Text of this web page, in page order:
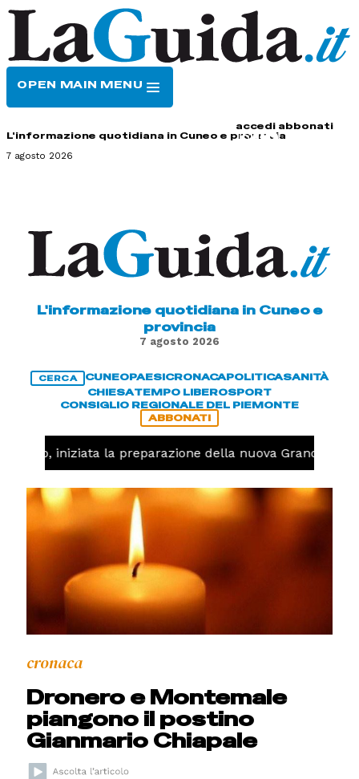
OPEN MAIN MENU
accedi abbonati
L'informazione quotidiana in Cuneo e provincia
7 agosto 2026
L'informazione quotidiana in Cuneo e
provincia
7 agosto 2026
CERCA CUNEOPAESICRONACAPOLITICASANITÀ
CHIESATEMPO LIBEROSPORT
CONSIGLIO REGIONALE DEL PIEMONTE
ABBONATI
iniziata la preparazione della nuova Granda Volley
cronaca
Dronero e Montemale
piangono il postino
Gianmario Chiapale